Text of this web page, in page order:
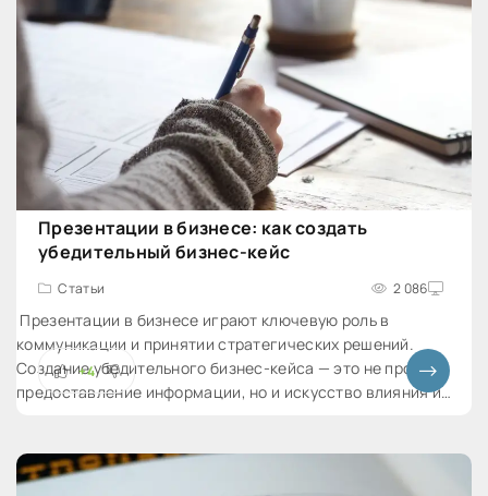
Презентации в бизнесе: как создать
убедительный бизнес-кейс
Статьи 2 086
Презентации в бизнесе играют ключевую роль в
коммуникации и принятии стратегических решений.
Создание убедительного бизнес-кейса — это не просто
предоставление информации, но и искусство влияния и
+4